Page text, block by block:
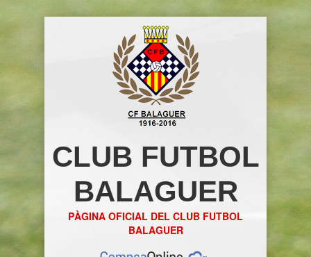
CLUB FUTBOL
BALAGUER
PÀGINA OFICIAL DEL CLUB FUTBOL
BALAGUER